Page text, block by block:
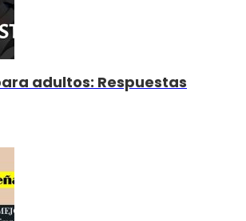
adultos: Respuestas